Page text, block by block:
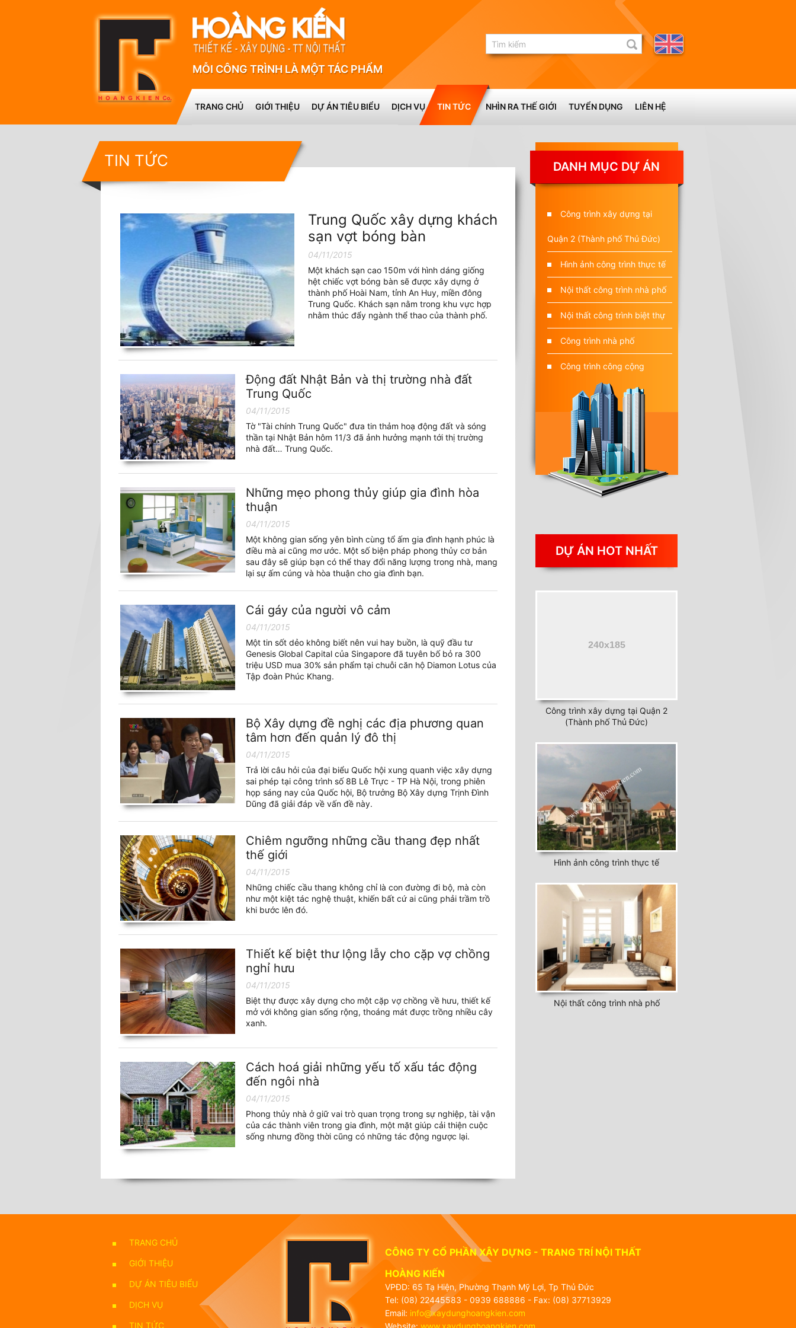
MỖI CÔNG TRÌNH LÀ MỘT TÁC PHẨM
TRANG CHỦ GIỚI THIỆU DỰ ÁN TIÊU BIỂU DỊCH VỤ TIN TỨC NHÌN RA THẾ GIỚI TUYỂN DỤNG LIÊN HỆ
TIN TỨC
Trung Quốc xây dựng khách
sạn vợt bóng bàn
04/11/2015
Một khách sạn cao 150m với hình dáng giống
hệt chiếc vợt bóng bàn sẽ được xây dựng ở
thành phố Hoài Nam, tỉnh An Huy, miền đông
Trung Quốc. Khách sạn nằm trong khu vực hợp
nhằm thúc đẩy ngành thể thao của thành phố.
Động đất Nhật Bản và thị trường nhà đất
Trung Quốc
04/11/2015
Tờ "Tài chính Trung Quốc" đưa tin thảm hoạ động đất và sóng
thần tại Nhật Bản hôm 11/3 đã ảnh hưởng mạnh tới thị trường
nhà đất… Trung Quốc.
Những mẹo phong thủy giúp gia đình hòa
thuận
04/11/2015
Một không gian sống yên bình cùng tổ ấm gia đình hạnh phúc là
điều mà ai cũng mơ ước. Một số biện pháp phong thủy cơ bản
sau đây sẽ giúp bạn có thể thay đổi năng lượng trong nhà, mang
lại sự ấm cúng và hòa thuận cho gia đình bạn.
Cái gáy của người vô cảm
04/11/2015
Một tin sốt dẻo không biết nên vui hay buồn, là quỹ đầu tư
Genesis Global Capital của Singapore đã tuyên bố bỏ ra 300
triệu USD mua 30% sản phẩm tại chuỗi căn hộ Diamon Lotus của
Tập đoàn Phúc Khang.
Bộ Xây dựng đề nghị các địa phương quan
tâm hơn đến quản lý đô thị
04/11/2015
Trả lời câu hỏi của đại biểu Quốc hội xung quanh việc xây dựng
sai phép tại công trình số 8B Lê Trực - TP Hà Nội, trong phiên
họp sáng nay của Quốc hội, Bộ trưởng Bộ Xây dựng Trịnh Đình
Dũng đã giải đáp về vấn đề này.
Chiêm ngưỡng những cầu thang đẹp nhất
thế giới
04/11/2015
Những chiếc cầu thang không chỉ là con đường đi bộ, mà còn
như một kiệt tác nghệ thuật, khiến bất cứ ai cũng phải trầm trồ
khi bước lên đó.
Thiết kế biệt thư lộng lẫy cho cặp vợ chồng
nghỉ hưu
04/11/2015
Biệt thự được xây dựng cho một cặp vợ chồng về hưu, thiết kế
mở với không gian sống rộng, thoáng mát được trồng nhiều cây
xanh.
Cách hoá giải những yếu tố xấu tác động
đến ngôi nhà
04/11/2015
Phong thủy nhà ở giữ vai trò quan trọng trong sự nghiệp, tài vận
của các thành viên trong gia đình, một mặt giúp cải thiện cuộc
sống nhưng đồng thời cũng có những tác động ngược lại.
DANH MỤC DỰ ÁN
Công trình xây dựng tại
Quận 2 (Thành phố Thủ Đức)
Hình ảnh công trình thực tế
Nội thất công trình nhà phố
Nội thất công trình biệt thự
Công trình nhà phố
Công trình công cộng
DỰ ÁN HOT NHẤT
Công trình xây dựng tại Quận 2
(Thành phố Thủ Đức)
Hình ảnh công trình thực tế
Nội thất công trình nhà phố
TRANG CHỦ
GIỚI THIỆU
DỰ ÁN TIÊU BIỂU
DỊCH VỤ
TIN TỨC
CÔNG TY CỔ PHẦN XÂY DỰNG - TRANG TRÍ NỘI THẤT
HOÀNG KIẾN
VPĐD: 65 Tạ Hiện, Phường Thạnh Mỹ Lợi, Tp Thủ Đức
Tel: (08) 22445583 - 0939 688886 - Fax: (08) 37713929
Email: info@xaydunghoangkien.com
Website: www.xaydunghoangkien.com